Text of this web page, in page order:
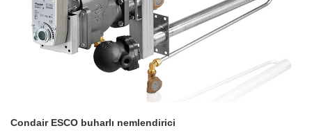
Condair ESCO buharlı nemlendirici